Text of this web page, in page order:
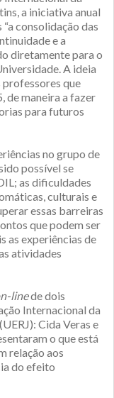
a iniciativa anual
consolidação das
e a
diretamente para o
A ideia
que
de maneira a fazer
para futuros
no grupo de
possível se
as dificuldades
culturais e
essas barreiras
que podem ser
as experiências de
atividades
linede dois
Internacional da
Cida Veras e
o que está
relação aos
do efeito